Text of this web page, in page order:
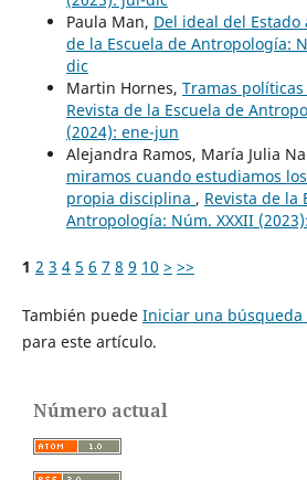
Paula Man, Del ideal del Estado
de la Escuela de Antropología:
dic
Martin Hornes, Tramas
Revista de la Escuela de
(2024): ene-jun
Alejandra Ramos, María Julia
miramos cuando estudiamos
propia disciplina , Revista de la
Antropología: Núm. XXXII
1 2 3 4 5 6 7 8 9 10 > >>
También puede Iniciar una
para este artículo.
Número actual